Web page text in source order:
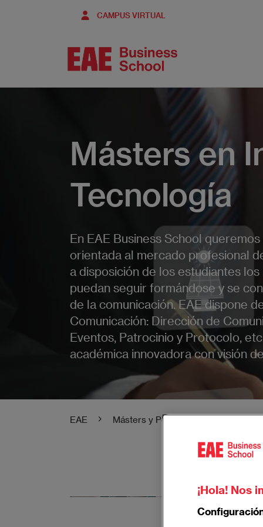
CAMPUS VIRTUAL
Másters en
Tecnología
En EAE Business School
orientada al mercado profesional
a disposición de los estudiantes
puedan seguir formándose y se
de la comunicación. EAE dispone
Comunicación: Dirección de
Eventos, Patrocinio y Protocolo,
académica innovadora con visión
EAE Másters y Posgrados EAE
¡Hola! Nos